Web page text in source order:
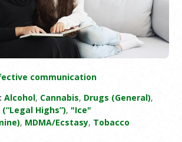
communication
Alcohol, Cannabis, Drugs (General),
Highs”), "Ice"
, MDMA/Ecstasy, Tobacco